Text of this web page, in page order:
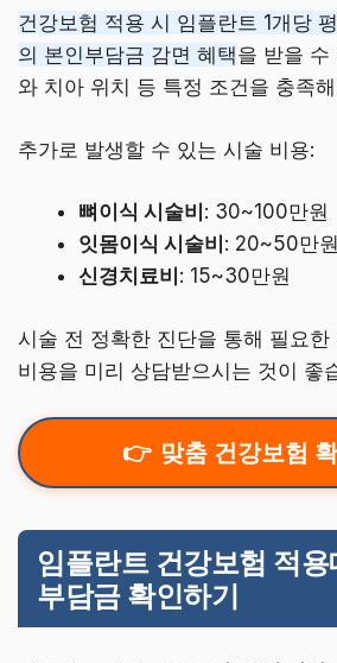
건강보험 적용 시 임플란트 1개당
의 본인부담금 감면 혜택을 받을 수
와 치아 위치 등 특정 조건을 충족
추가로 발생할 수 있는 시술 비용:
뼈이식 시술비 : 30~100만원
잇몸이식 시술비 : 20~50만원
신경치료비 : 15~30만원
시술 전 정확한 진단을 통해 필요
비용을 미리 상담받으시는 것이 좋
맞춤 건강보험
임플란트 건강보험 적
부담금 확인하기